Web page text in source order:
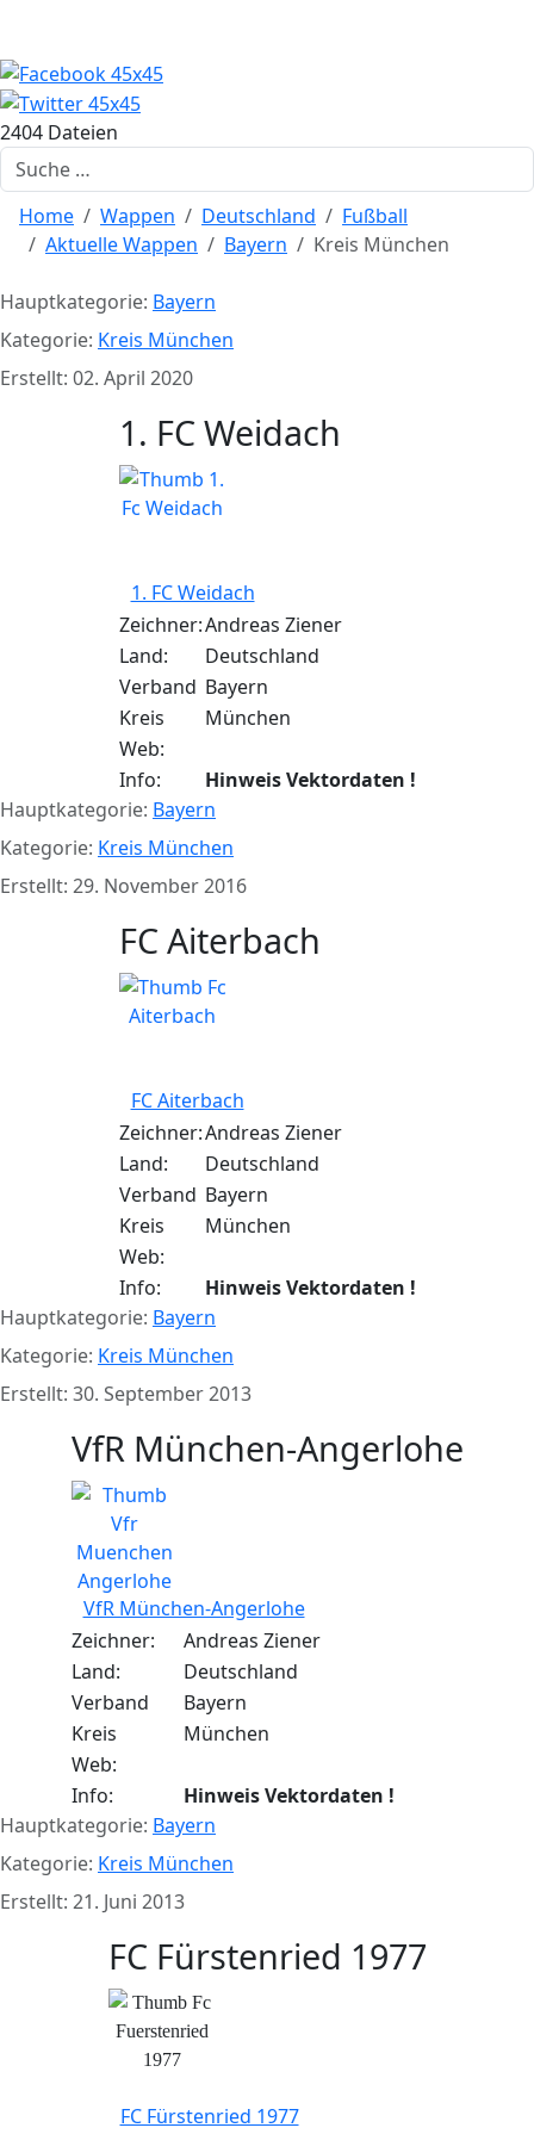
2404 Dateien
Suchen
Home Wappen Deutschland
Fußball
Aktuelle Wappen
Bayern Kreis München
Hauptkategorie: Bayern
Kategorie: Kreis München
Erstellt: 02. April 2020
1. FC Weidach
1. FC Weidach
Zeichner:Andreas Ziener
Land:
Deutschland
Verband Bayern
Kreis
München
Web:
Info:
Hinweis Vektordaten !
Hauptkategorie: Bayern
Kategorie: Kreis München
Erstellt: 29. November 2016
FC Aiterbach
FC Aiterbach
Zeichner:Andreas Ziener
Land:
Deutschland
Verband Bayern
Kreis
München
Web:
Info:
Hinweis Vektordaten !
Hauptkategorie: Bayern
Kategorie: Kreis München
Erstellt: 30. September 2013
VfR München-Angerlohe
VfR München-Angerlohe
Zeichner:
Andreas Ziener
Land:
Deutschland
Verband
Bayern
Kreis
München
Web:
Info:
Hinweis Vektordaten !
Hauptkategorie: Bayern
Kategorie: Kreis München
Erstellt: 21. Juni 2013
FC Fürstenried 1977
FC Fürstenried 1977